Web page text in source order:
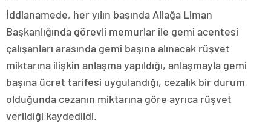
İddianamede, her yılın başında Aliağa Liman
Başkanlığında görevli memurlar ile gemi acentesi
çalışanları arasında gemi başına alınacak rüşvet
miktarına ilişkin anlaşma yapıldığı, anlaşmayla gemi
başına ücret tarifesi uygulandığı, cezalık bir durum
olduğunda cezanın miktarına göre ayrıca rüşvet
verildiği kaydedildi.